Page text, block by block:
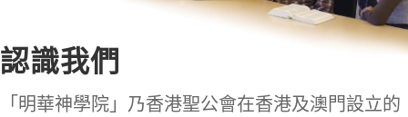
認識我們
「明華神學院」乃香港聖公會在香港及澳門設立的